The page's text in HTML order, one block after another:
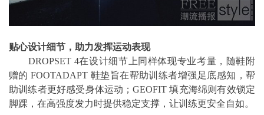
贴心设计细节，助力发挥运动表现
DROPSET 4在设计细节上同样体现专业考量，随鞋附
赠的 FOOTADAPT 鞋垫旨在帮助训练者增强足底感知，帮
助训练者更好感受身体运动；GEOFIT 填充海绵则有效锁定
脚踝，在高强度发力时提供稳定支撑，让训练更安全自如。